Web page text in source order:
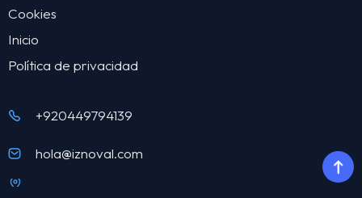
Cookies
Inicio
Política de privacidad
+920449794139
hola@iznoval.com